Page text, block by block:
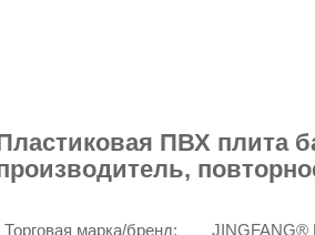
ПВХ плита
Торговая марка/бренд:
JINGFANG®